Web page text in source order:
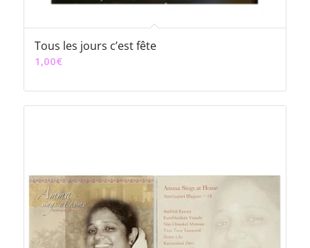
Tous les jours c’est fête
1,00€